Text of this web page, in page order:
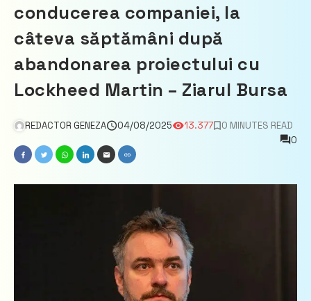
conducerea companiei, la
câteva săptămâni după
abandonarea proiectului cu
Lockheed Martin – Ziarul Bursa
REDACTOR GENEZA 04/08/2025 13.377
0 MINUTES READ
0